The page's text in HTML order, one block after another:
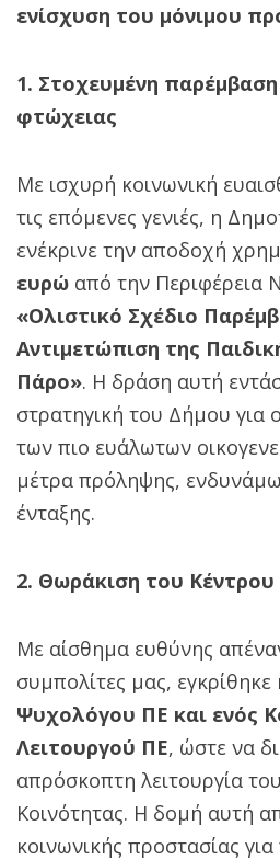
ενίσχυση του μόνιμου
1. Στοχευμένη
φτώχειας
Με ισχυρή κοινωνική
τις επόμενες γενιές, η
ενέκρινε την αποδοχή
ευρώ από την Περιφέρεια
«Ολιστικό Σχέδιο
Αντιμετώπιση της
Πάρο». Η δράση αυτή
στρατηγική του Δήμου για
των πιο ευάλωτων
μέτρα πρόληψης,
ένταξης.
2. Θωράκιση του Κέντρου
Με αίσθημα ευθύνης
συμπολίτες μας,
Ψυχολόγου ΠΕ και ενός
Λειτουργού ΠΕ, ώστε να
απρόσκοπτη λειτουργία
Κοινότητας. Η δομή αυτή
κοινωνικής προστασίας